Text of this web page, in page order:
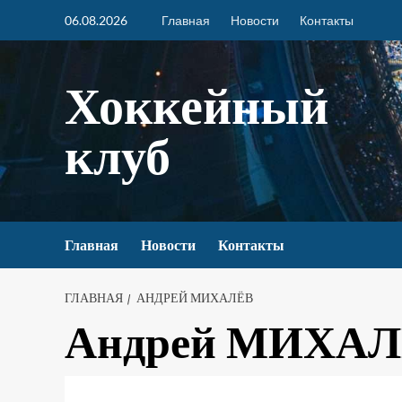
06.08.2026 Главная Новости Контакты
Хоккейный
клуб
Главная Новости Контакты
ГЛАВНАЯ АНДРЕЙ МИХАЛЁВ
Андрей